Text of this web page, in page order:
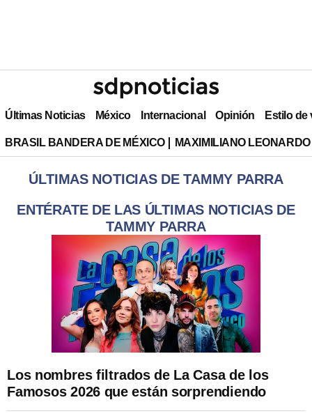
Últimas Noticias México Internacional Opinión Estilo de
BRASIL BANDERA DE MÉXICO MAXIMILIANO
ÚLTIMAS NOTICIAS DE TAMMY PARRA
ENTÉRATE DE LAS ÚLTIMAS NOTICIAS DE
TAMMY PARRA
Los nombres filtrados de La Casa de los
Famosos 2026 que están sorprendiendo